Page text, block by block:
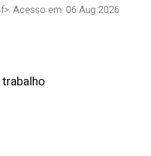
Acesso em: 06 Aug 2026